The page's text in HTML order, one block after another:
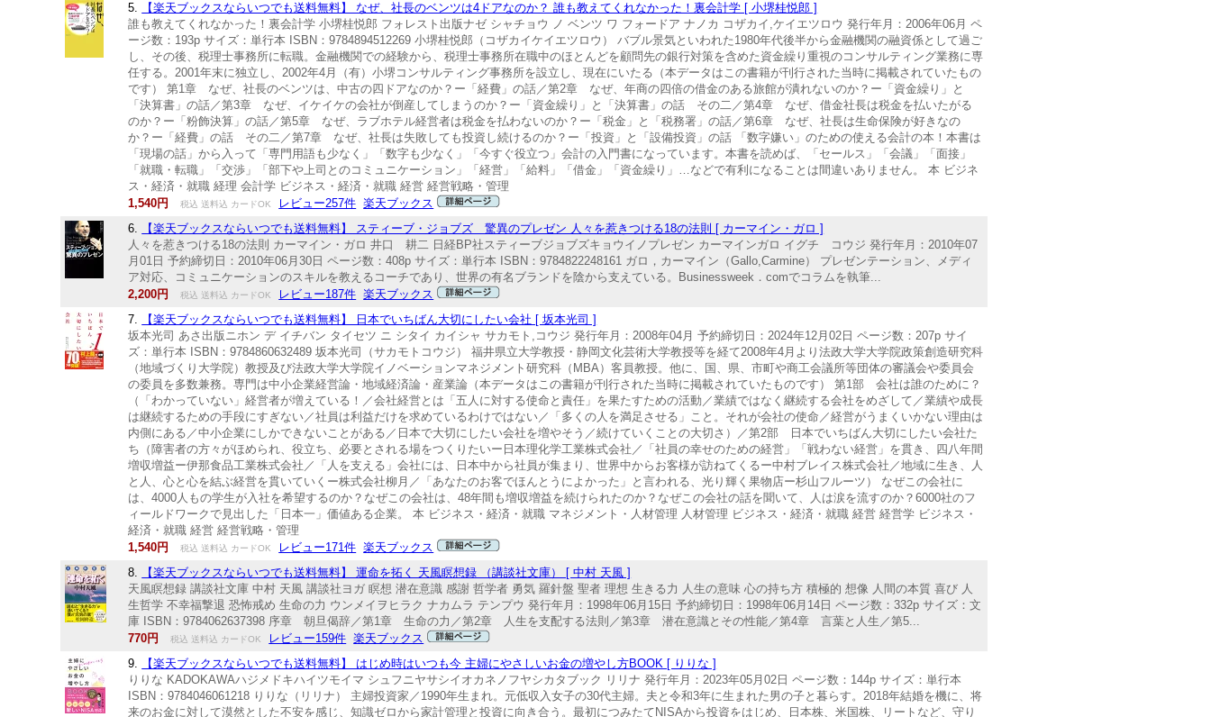
5.
【楽天ブックスならいつでも送料無料】 なぜ、社長のベンツは4ドアなのか？ 誰も教えてくれなかった！裏会計学 [ 小堺桂悦郎 ]
誰も教えてくれなかった！裏会計学 小堺桂悦郎 フォレスト出版ナゼ シャチョウ ノ ベンツ ワ フォードア ナノカ コザカイ,ケイエツロウ 発行年月：2006年06月 ペ
ージ数：193p サイズ：単行本 ISBN：9784894512269 小堺桂悦郎（コザカイケイエツロウ） バブル景気といわれた1980年代後半から金融機関の融資係として過ご
し、その後、税理士事務所に転職。金融機関での経験から、税理士事務所在職中のほとんどを顧問先の銀行対策を含めた資金繰り重視のコンサルティング業務に専
任する。2001年末に独立し、2002年4月（有）小堺コンサルティング事務所を設立し、現在にいたる（本データはこの書籍が刊行された当時に掲載されていたもの
です） 第1章 なぜ、社長のベンツは、中古の四ドアなのか？ー「経費」の話／第2章 なぜ、年商の四倍の借金のある旅館が潰れないのか？ー「資金繰り」と
「決算書」の話／第3章 なぜ、イケイケの会社が倒産してしまうのか？ー「資金繰り」と「決算書」の話 その二／第4章 なぜ、借金社長は税金を払いたがる
のか？ー「粉飾決算」の話／第5章 なぜ、ラブホテル経営者は税金を払わないのか？ー「税金」と「税務署」の話／第6章 なぜ、社長は生命保険が好きなの
か？ー「経費」の話 その二／第7章 なぜ、社長は失敗しても投資し続けるのか？ー「投資」と「設備投資」の話 「数字嫌い」のための使える会計の本！本書は
「現場の話」から入って「専門用語も少なく」「数字も少なく」「今すぐ役立つ」会計の入門書になっています。本書を読めば、「セールス」「会議」「面接」
「就職・転職」「交渉」「部下や上司とのコミュニケーション」「経営」「給料」「借金」「資金繰り」…などで有利になることは間違いありません。 本 ビジネ
ス・経済・就職 経理 会計学 ビジネス・経済・就職 経営 経営戦略・管理
1,540円
税込 送料込 カードOK レビュー257件 楽天ブックス
6.
【楽天ブックスならいつでも送料無料】 スティーブ・ジョブズ 驚異のプレゼン 人々を惹きつける18の法則 [ カーマイン・ガロ ]
人々を惹きつける18の法則 カーマイン・ガロ 井口 耕二 日経BP社スティーブジョブズキョウイノプレゼン カーマインガロ イグチ コウジ 発行年月：2010年07
月01日 予約締切日：2010年06月30日 ページ数：408p サイズ：単行本 ISBN：9784822248161 ガロ，カーマイン（Gallo,Carmine） プレゼンテーション、メディ
ア対応、コミュニケーションのスキルを教えるコーチであり、世界の有名ブランドを陰から支えている。Businessweek．comでコラムを執筆...
2,200円
税込 送料込 カードOK レビュー187件 楽天ブックス
7.
【楽天ブックスならいつでも送料無料】 日本でいちばん大切にしたい会社 [ 坂本光司 ]
坂本光司 あさ出版ニホン デ イチバン タイセツ ニ シタイ カイシャ サカモト,コウジ 発行年月：2008年04月 予約締切日：2024年12月02日 ページ数：207p サイ
ズ：単行本 ISBN：9784860632489 坂本光司（サカモトコウジ） 福井県立大学教授・静岡文化芸術大学教授等を経て2008年4月より法政大学大学院政策創造研究科
（地域づくり大学院）教授及び法政大学大学院イノベーションマネジメント研究科（MBA）客員教授。他に、国、県、市町や商工会議所等団体の審議会や委員会
の委員を多数兼務。専門は中小企業経営論・地域経済論・産業論（本データはこの書籍が刊行された当時に掲載されていたものです） 第1部 会社は誰のために？
（「わかっていない」経営者が増えている！／会社経営とは「五人に対する使命と責任」を果たすための活動／業績ではなく継続する会社をめざして／業績や成長
は継続するための手段にすぎない／社員は利益だけを求めているわけではない／「多くの人を満足させる」こと。それが会社の使命／経営がうまくいかない理由は
内側にある／中小企業にしかできないことがある／日本で大切にしたい会社を増やそう／続けていくことの大切さ）／第2部 日本でいちばん大切にしたい会社た
ち（障害者の方々がほめられ、役立ち、必要とされる場をつくりたいー日本理化学工業株式会社／「社員の幸せのための経営」「戦わない経営」を貫き、四八年間
増収増益ー伊那食品工業株式会社／「人を支える」会社には、日本中から社員が集まり、世界中からお客様が訪ねてくるー中村ブレイス株式会社／地域に生き、人
と人、心と心を結ぶ経営を貫いていくー株式会社柳月／「あなたのお客でほんとうによかった」と言われる、光り輝く果物店ー杉山フルーツ） なぜこの会社に
は、4000人もの学生が入社を希望するのか？なぜこの会社は、48年間も増収増益を続けられたのか？なぜこの会社の話を聞いて、人は涙を流すのか？6000社のフ
ィールドワークで見出した「日本一」価値ある企業。 本 ビジネス・経済・就職 マネジメント・人材管理 人材管理 ビジネス・経済・就職 経営 経営学 ビジネス・
経済・就職 経営 経営戦略・管理
1,540円
税込 送料込 カードOK レビュー171件 楽天ブックス
8.
【楽天ブックスならいつでも送料無料】 運命を拓く 天風瞑想録 （講談社文庫） [ 中村 天風 ]
天風瞑想録 講談社文庫 中村 天風 講談社ヨガ 瞑想 潜在意識 感謝 哲学者 勇気 羅針盤 聖者 理想 生きる力 人生の意味 心の持ち方 積極的 想像 人間の本質 喜び 人
生哲学 不幸福撃退 恐怖戒め 生命の力 ウンメイヲヒラク ナカムラ テンプウ 発行年月：1998年06月15日 予約締切日：1998年06月14日 ページ数：332p サイズ：文
庫 ISBN：9784062637398 序章 朝旦偈辞／第1章 生命の力／第2章 人生を支配する法則／第3章 潜在意識とその性能／第4章 言葉と人生／第5...
770円
税込 送料込 カードOK レビュー159件 楽天ブックス
9.
【楽天ブックスならいつでも送料無料】 はじめ時はいつも今 主婦にやさしいお金の増やし方BOOK [ りりな ]
りりな KADOKAWAハジメドキハイツモイマ シュフニヤサシイオカネノフヤシカタブック リリナ 発行年月：2023年05月02日 ページ数：144p サイズ：単行本
ISBN：9784046061218 りりな（リリナ） 主婦投資家／1990年生まれ。元低収入女子の30代主婦。夫と令和3年に生まれた男の子と暮らす。2018年結婚を機に、将
来のお金に対して漠然とした不安を感じ、知識ゼロから家計管理と投資に向き合う。最初につみたてNISAから投資をはじめ、日本株、米国株、リートなど、守り